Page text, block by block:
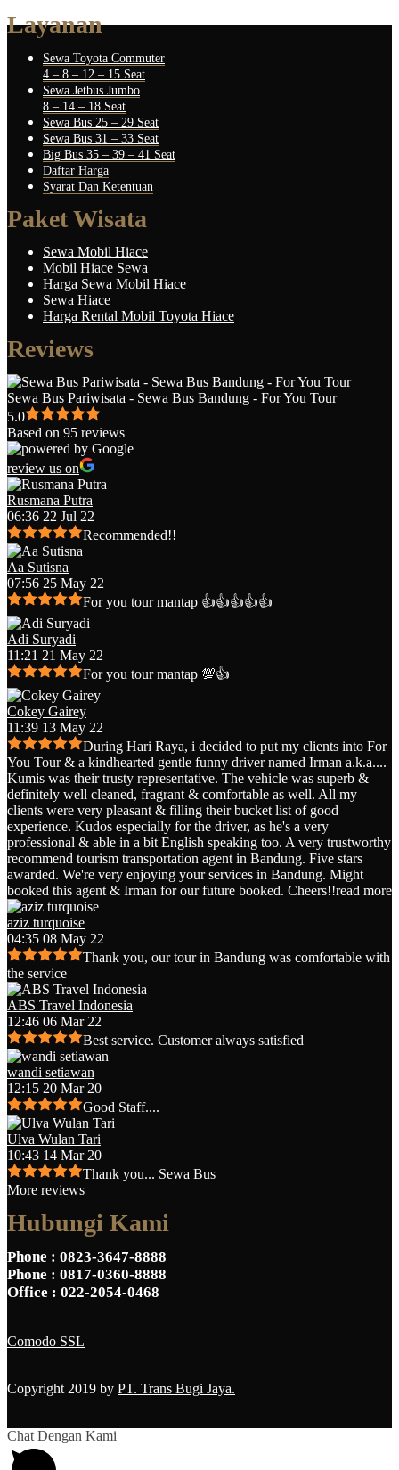
Layanan
Sewa Toyota Commuter
4 – 8 – 12 – 15 Seat
Sewa Jetbus Jumbo
8 – 14 – 18 Seat
Sewa Bus 25 – 29 Seat
Sewa Bus 31 – 33 Seat
Big Bus 35 – 39 – 41 Seat
Daftar Harga
Syarat Dan Ketentuan
Paket Wisata
Sewa Mobil Hiace
Mobil Hiace Sewa
Harga Sewa Mobil Hiace
Sewa Hiace
Harga Rental Mobil Toyota Hiace
Reviews
Sewa Bus Pariwisata - Sewa Bus Bandung - For You Tour
5.0
Based on 95 reviews
review us on
Rusmana Putra
06:36 22 Jul 22
Recommended!!
Aa Sutisna
07:56 25 May 22
For you tour mantap 👍👍👍👍👍
Adi Suryadi
11:21 21 May 22
For you tour mantap 💯👍
Cokey Gairey
11:39 13 May 22
During Hari Raya, i decided to put my clients into For
You Tour & a kindhearted gentle funny driver named Irman a.k.a....
Kumis was their trusty representative. The vehicle was superb &
definitely well cleaned, fragrant & comfortable as well. All my
clients were very pleasant & filling their bucket list of good
experience. Kudos especially for the driver, as he's a very
professional & able in a bit English speaking too. A very trustworthy
recommend tourism transportation agent in Bandung. Five stars
awarded. We're very enjoying your services in Bandung. Might
booked this agent & Irman for our future booked. Cheers!!read more
aziz turquoise
04:35 08 May 22
Thank you, our tour in Bandung was comfortable with
the service
ABS Travel Indonesia
12:46 06 Mar 22
Best service. Customer always satisfied
wandi setiawan
12:15 20 Mar 20
Good Staff....
Ulva Wulan Tari
10:43 14 Mar 20
Thank you... Sewa Bus
More reviews
Hubungi Kami
Phone : 0823-3647-8888
Phone : 0817-0360-8888
Office : 022-2054-0468
Comodo SSL
Copyright 2019 by PT. Trans Bugi Jaya.
Chat Dengan Kami